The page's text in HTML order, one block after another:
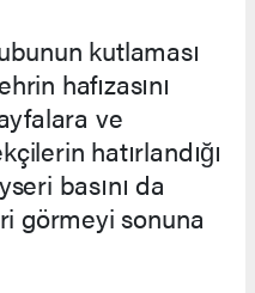
kutlaması
hafızasını
ve
hatırlandığı
basını da
görmeyi sonuna